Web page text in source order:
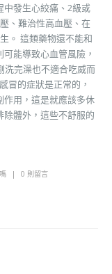
中發生心絞痛、2級或
、難治性高血壓、在
。 這類藥物還不能和
能導致心血管風險，
洗完澡也不適合吃威而
冒的症狀是正常的，
作用，這是就應該多休
體外，這些不舒服的
0 則留言